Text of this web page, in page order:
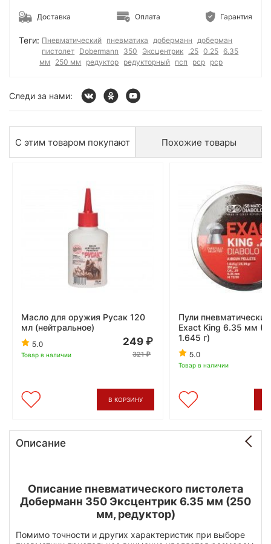
Доставка Оплата Гарантия
Теги: Пневматический пневматика доберманн
доберман
пистолет Dobermann 350 Эксцентрик .25 0.25 6.35
мм
250 мм редуктор редукторный псп рср pcp
Следи за нами:
С этим товаром покупают Похожие товары
Масло для оружия Русак 120
мл (нейтральное)
5.0
Товар в наличии
249
321
В КОРЗИНУ
Пули
Exact King 6.35 мм
1.645 г)
5.0
Товар в наличии
Описание
Описание пневматического пистолета
Доберманн 350 Эксцентрик 6.35 мм (250
мм, редуктор)
Помимо точности и других характеристик при выборе